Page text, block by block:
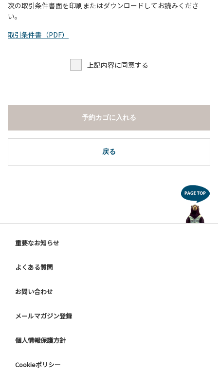
次の取引条件書面を印刷またはダウンロードしてお読みくださ
い。
取引条件書（PDF）
上記内容に同意する
戻る
予約カゴに入れる
重要なお知らせ
よくある質問
お問い合わせ
メールマガジン登録
個人情報保護方針
Cookieポリシー